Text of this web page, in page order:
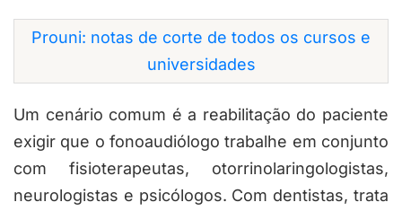
Prouni: notas de corte de todos os cursos e
universidades
Um cenário comum é a reabilitação do paciente
exigir que o fonoaudiólogo trabalhe em conjunto
com fisioterapeutas, otorrinolaringologistas,
neurologistas e psicólogos. Com dentistas, trata